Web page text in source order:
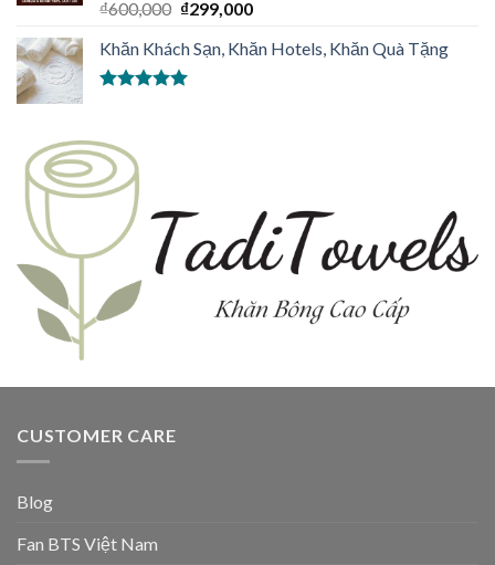
Được xếp
hạng
sao
₫600,000 ₫299,000
Khăn Khách Sạn, Khăn Hotels, Khăn Quà Tặng
sao
CUSTOMER CARE
Blog
Fan BTS Việt Nam